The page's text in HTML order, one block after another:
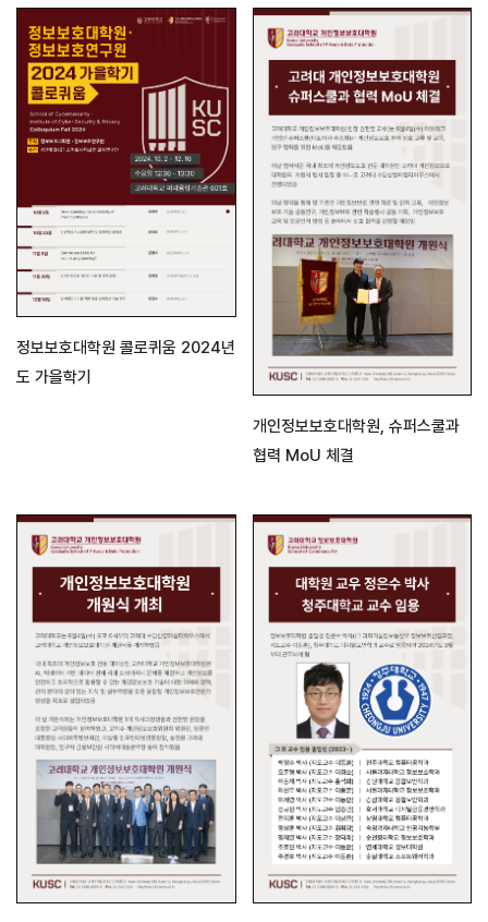
정보보호대학원 콜로퀴움 2024년
도 가을학기
개인정보보호대학원, 슈퍼스쿨과
협력 MoU 체결